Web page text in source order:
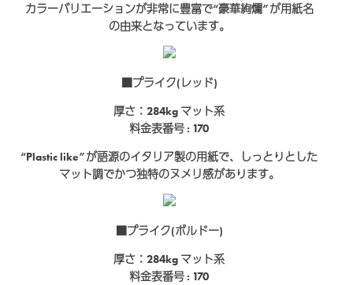
カラーバリエーションが非常に豊富で“豪華絢爛”が用紙名
の由来となっています。
■プライク(レッド)
厚さ：284kg マット系
料金表番号 : 170
“Plastic like”が語源のイタリア製の用紙で、しっとりとした
マット調でかつ独特のヌメリ感があります。
■プライク(ボルドー)
厚さ：284kg マット系
料金表番号 : 170